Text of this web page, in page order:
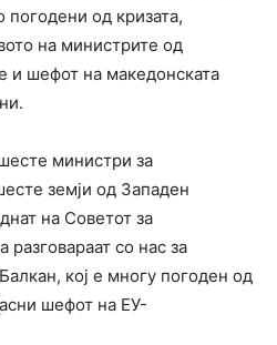
од кризата,
на министрите од
и шефот на македонската
министри за
земји од Западен
на Советот за
со нас за
кој е многу погоден од
шефот на ЕУ-